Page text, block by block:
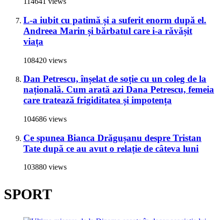
L-a iubit cu patimă și a suferit enorm după el.
Andreea Marin și bărbatul care i-a răvășit
viața
108420 views
Dan Petrescu, înșelat de soție cu un coleg de la
națională. Cum arată azi Dana Petrescu, femeia
care tratează frigiditatea și impotența
104686 views
Ce spunea Bianca Drăgușanu despre Tristan
Tate după ce au avut o relație de câteva luni
103880 views
SPORT